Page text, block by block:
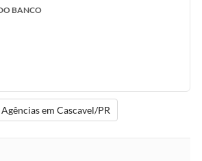
BANCO
Agências em Cascavel/PR